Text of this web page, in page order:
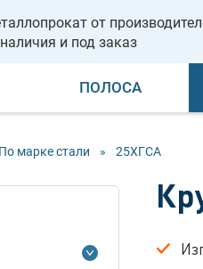
от
и под заказ
ПОЛОСА
По марке стали » 25ХГСА